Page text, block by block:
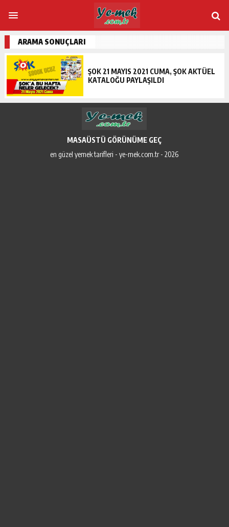
ARAMA SONUÇLARI
ŞOK 21 MAYIS 2021 CUMA, ŞOK AKTÜEL
KATALOĞU PAYLAŞILDI
MASAÜSTÜ GÖRÜNÜME GEÇ
en güzel yemek tarifleri - ye-mek.com.tr - 2026